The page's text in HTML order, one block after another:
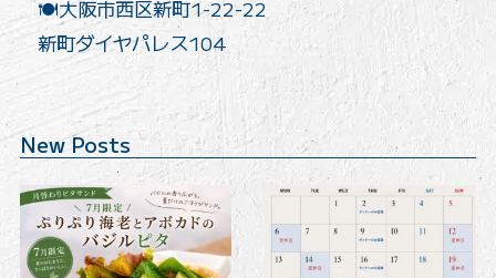
🍽️大阪市西区新町1-22-22
新町ダイヤパレス104
New Posts